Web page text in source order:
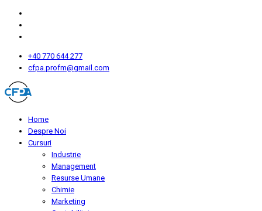
+40 770 644 277
cfpa.profm@gmail.com
Home
Despre Noi
Cursuri
Industrie
Management
Resurse Umane
Chimie
Marketing